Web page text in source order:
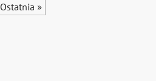
Ostatnia »